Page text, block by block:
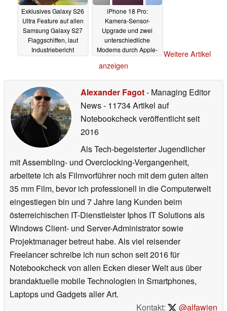
Exklusives Galaxy S26
Ultra Feature auf allen
Samsung Galaxy S27
Flaggschiffen, laut
Industriebericht
iPhone 18 Pro:
Kamera-Sensor-
Upgrade und zwei
unterschiedliche
Modems durch Apple-
bestätigt
Weitere Artikel
anzeigen
Alexander Fagot- Managing Editor
News- 11734 Artikel auf
Notebookcheck veröffentlichtseit
2016
Als Tech-begeisterter Jugendlicher
mit Assembling- und Overclocking-Vergangenheit,
arbeitete ich als Filmvorführer noch mit dem guten alten
35 mm Film, bevor ich professionell in die Computerwelt
eingestiegen bin und 7 Jahre lang Kunden beim
österreichischen IT-Dienstleister Iphos IT Solutions als
Windows Client- und Server-Administrator sowie
Projektmanager betreut habe. Als viel reisender
Freelancer schreibe ich nun schon seit 2016 für
Notebookcheck von allen Ecken dieser Welt aus über
brandaktuelle mobile Technologien in Smartphones,
Laptops und Gadgets aller Art.
Kontakt:
@alfawien